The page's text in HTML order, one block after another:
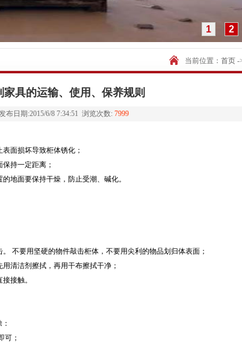
1 2
当前位置： 首页 -
家具的运输、使用、保养规则
布日期:2015/6/8 7:34:51 浏览次数:7999
面损坏导致柜体锈化；
持一定距离；
地面要保持干燥，防止受潮、碱化。
不要用坚硬的物件敲击柜体，不要用尖利的物品划归体表面；
清洁剂擦拭，再用干布擦拭干净；
接触。
可；